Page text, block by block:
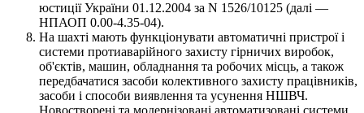
юстиції України 01.12.2004 за N 1526/10125 (далі —
НПАОП 0.00-4.35-04).
На шахті мають функціонувати автоматичні пристрої і
системи протиаварійного захисту гірничих виробок,
об'єктів, машин, обладнання та робочих місць, а також
передбачатися засоби колективного захисту працівників,
засоби і способи виявлення та усунення НШВЧ.
Новостворені та модернізовані автоматизовані системи,